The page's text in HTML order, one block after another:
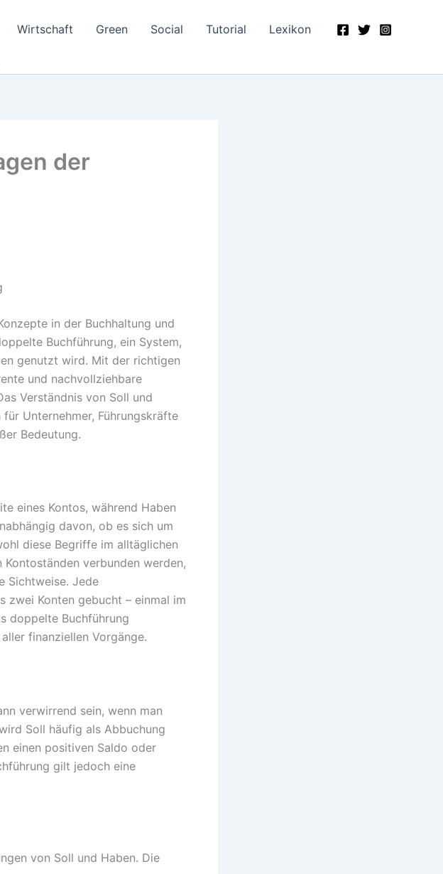
Wirtschaft Green Social Tutorial Lexikon
der
in der Buchhaltung und
Buchführung, ein System,
genutzt wird. Mit der richtigen
und nachvollziehbare
Verständnis von Soll und
Unternehmer, Führungskräfte
Bedeutung.
eines Kontos, während Haben
davon, ob es sich um
diese Begriffe im alltäglichen
verbunden werden,
Sichtweise. Jede
zwei Konten gebucht – einmal im
doppelte Buchführung
finanziellen Vorgänge.
verwirrend sein, wenn man
Soll häufig als Abbuchung
einen positiven Saldo oder
gilt jedoch eine
von Soll und Haben. Die